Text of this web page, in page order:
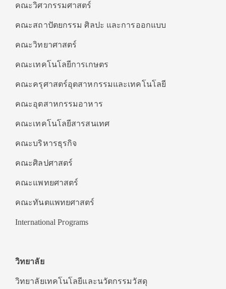
คณะวิศวกรรมศาสตร์
คณะสถาปัตยกรรม ศิลปะ และการออกแบบ
คณะวิทยาศาสตร์
คณะเทคโนโลยีการเกษตร
คณะครุศาสตร์อุตสาหกรรมและเทคโนโลยี
คณะอุตสาหกรรมอาหาร
คณะเทคโนโลยีสารสนเทศ
คณะบริหารธุรกิจ
คณะศิลปศาสตร์
คณะแพทยศาสตร์
คณะทันตแพทยศาสตร์
International Programs
วิทยาลัย
วิทยาลัยเทคโนโลยีและนวัตกรรมวัสดุ